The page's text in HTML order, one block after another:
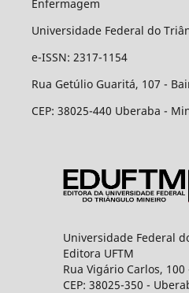
Enfermagem
Universidade Federal do
e-ISSN: 2317-1154
Rua Getúlio Guaritá, 107 -
CEP: 38025-440 Uberaba -
Universidade Federal
Editora UFTM
Rua Vigário Carlos,
CEP: 38025-350 -